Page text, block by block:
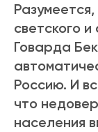
светского
Говарда
Россию. И
что
населения